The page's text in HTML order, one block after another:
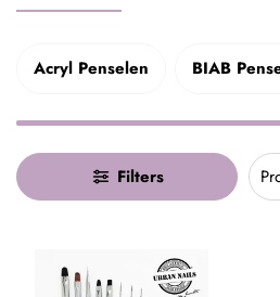
verwijderen. Daarna kan het penseel
gebruiken om beschadigingen aan
Acryl Penselen BIAB
Filters